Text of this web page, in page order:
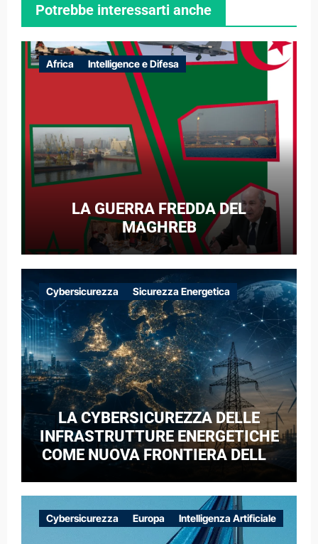
Potrebbe interessarti anche
Africa Intelligence e Difesa
LA GUERRA FREDDA DEL
MAGHREB
Cybersicurezza Sicurezza Energetica
LA CYBERSICUREZZA DELLE
INFRASTRUTTURE ENERGETICHE
COME NUOVA FRONTIERA DELLA
CASO DELLE RETI ELETTRICHE
EUROPEE NEL CONTESTO DELLA
GUERRA IBRIDA
Cybersicurezza Europa Intelligenza Artificiale